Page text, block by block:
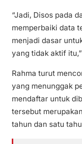
“Jadi, Disos pada
memperbaiki data
menjadi dasar
yang tidak aktif
Rahma turut
yang menunggak
mendaftar untuk
tersebut
tahun dan satu